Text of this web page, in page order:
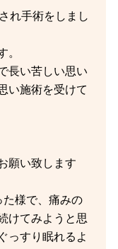
れ手術をしまし
。
長い苦しい思い
い施術を受けて
願い致します
様で、痛みの
けてみようと思
っすり眠れるよ